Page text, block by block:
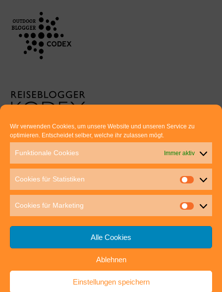
Wir verwenden Cookies, um unsere Website und unseren Service zu
optimieren. Entscheidet selber, welche ihr zulassen mögt.
Funktionale Cookies Immer aktiv
Cookies für Statistiken
Cookies für Marketing
Alle Cookies
Ablehnen
Einstellungen speichern
70563 Stuttgart
post@outdoor-hochgenuss.de
IMPRESSUM DATENSCHUTZ